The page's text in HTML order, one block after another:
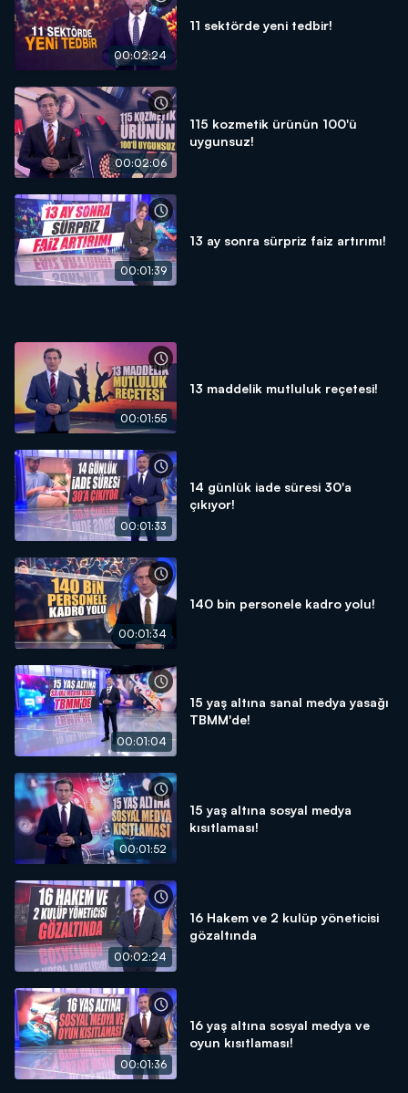
00:02:24
11 sektörde yeni tedbir!
00:02:06
115 kozmetik ürünün 100'ü
uygunsuz!
00:01:39
13 ay sonra sürpriz faiz artırımı!
00:01:55
13 maddelik mutluluk reçetesi!
00:01:33
14 günlük iade süresi 30'a
çıkıyor!
00:01:34
140 bin personele kadro yolu!
00:01:04
15 yaş altına sanal medya yasağı
TBMM'de!
00:01:52
15 yaş altına sosyal medya
kısıtlaması!
00:02:24
16 Hakem ve 2 kulüp yöneticisi
gözaltında
00:01:36
16 yaş altına sosyal medya ve
oyun kısıtlaması!